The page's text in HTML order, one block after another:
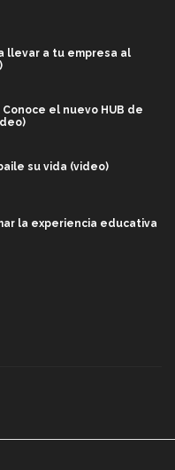
llevar a tu empresa al
el nuevo HUB de
su vida (video)
la experiencia educativa